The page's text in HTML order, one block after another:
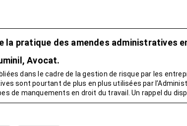
la pratique des amendes administratives
Avocat.
dans le cadre de la gestion de risque par les
sont pourtant de plus en plus utilisées par
de manquements en droit du travail. Un rappel du